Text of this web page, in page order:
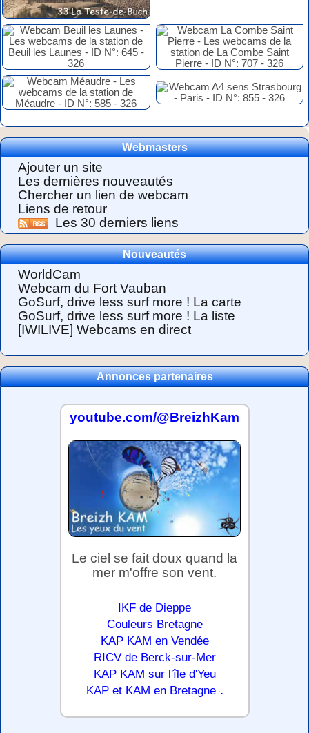
Webmasters
Ajouter un site
Les dernières nouveautés
Chercher un lien de webcam
Liens de retour
Les 30 derniers liens
Nouveautés
WorldCam
Webcam du Fort Vauban
GoSurf, drive less surf more ! La carte
GoSurf, drive less surf more ! La liste
[IWILIVE] Webcams en direct
Annonces partenaires
youtube.com/@BreizhKam
Le ciel se fait doux quand la
mer m'offre son vent.
IKF de Dieppe
Couleurs Bretagne
KAP KAM en Vendée
RICV de Berck-sur-Mer
KAP KAM sur l'île d'Yeu
KAP et KAM en Bretagne .